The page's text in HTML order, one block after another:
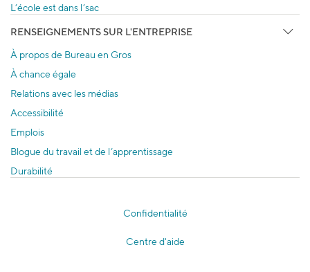
L’école est dans l’sac
RENSEIGNEMENTS SUR L'ENTREPRISE
À propos de Bureau en Gros
À chance égale
Relations avec les médias
Accessibilité
Emplois
Blogue du travail et de l’apprentissage
Durabilité
Confidentialité
Centre d'aide